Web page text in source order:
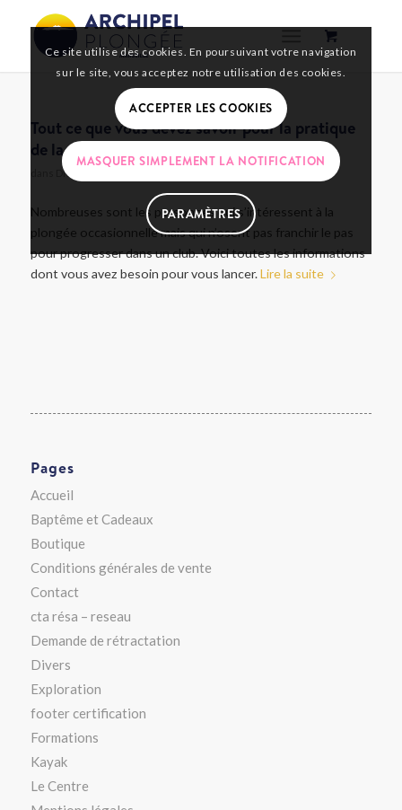
Tout ce que vous devez savoir pour la pratique
de la plongée en club
Divers
Nombreuses sont les personnes qui s’intéressent à la
plongée occasionnelle mais qui n’osent pas franchir le pas
pour progresser dans un club. Voici toutes les informations
dont vous avez besoin pour vous lancer.Lire la suite
Pages
Accueil
Baptême et Cadeaux
Boutique
Conditions générales de vente
Contact
cta résa – reseau
Demande de rétractation
Divers
Exploration
footer certification
Formations
Kayak
Le Centre
Ce site utilise des cookies. En poursuivant votre navigation
sur le site, vous acceptez notre utilisation des cookies.
ACCEPTER LES COOKIES
MASQUER SIMPLEMENT LA NOTIFICATION
PARAMÈTRES